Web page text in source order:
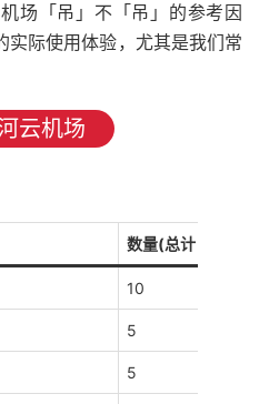
场「吊」不「吊」的参考因
实际使用体验，尤其是我们常
云机场
数量(总计 30 个)
10
5
5